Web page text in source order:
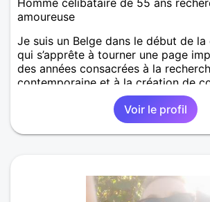
amoureuse
Je suis un Belge dans le début de la
qui s’apprête à tourner une page
des années consacrées à la
contemporaine et à la création de
historiques, j’ai choisi de poser mes
région de Vire, où j’ai acquis une
laquelle je m’installerai en septembre
les lieux qui ont une mémoire, les
là que j’ai envie de construire la
suis quelqu’un de posé, curieux,
Voir le profil